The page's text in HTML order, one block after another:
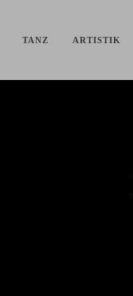
TANZ ARTISTIK